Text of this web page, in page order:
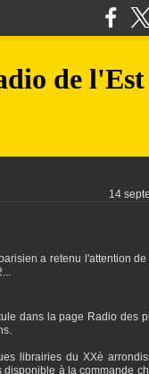
de
14
a retenu l'attention de
dans la page Radio des
librairies du XXè
disponible à la commande